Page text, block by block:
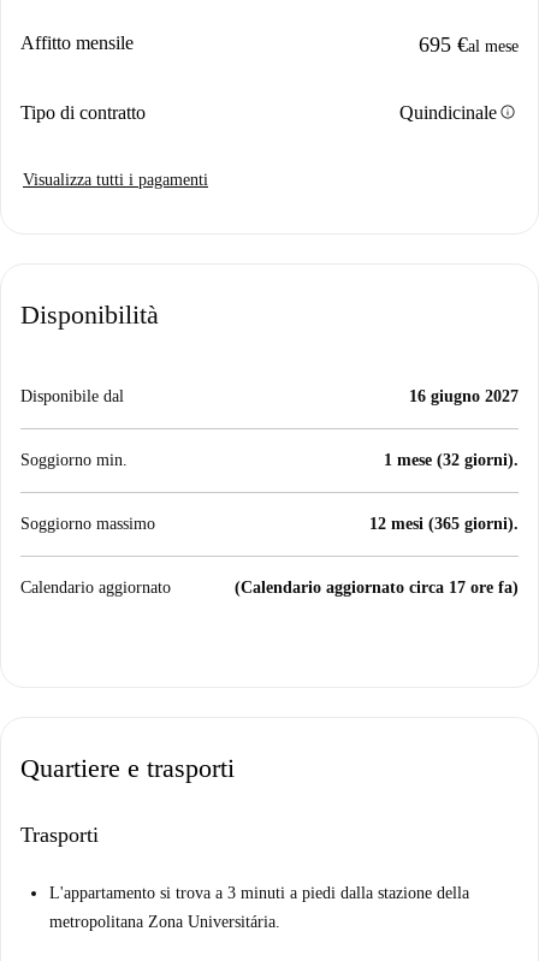
Affitto mensile 695 €al mese
Tipo di contratto Quindicinaleinfo
Visualizza tutti i pagamenti
Disponibilità
Disponibile dal 16 giugno 2027
Soggiorno min. 1 mese (32 giorni).
Soggiorno massimo 12 mesi (365 giorni).
Calendario aggiornato (Calendario aggiornato circa 17 ore fa)
Quartiere e trasporti
Trasporti
L'appartamento si trova a 3 minuti a piedi dalla stazione della
metropolitana Zona Universitária.